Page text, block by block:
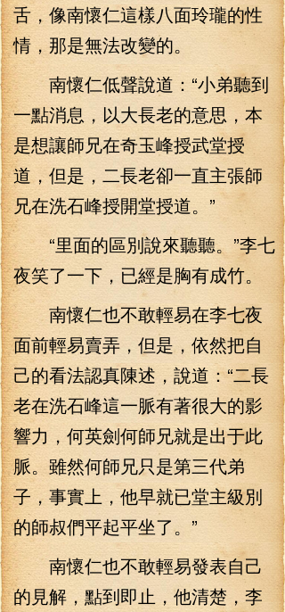
舌，像南懷仁這樣八面玲瓏的性
情，那是無法改變的。
南懷仁低聲說道：“小弟聽到
一點消息，以大長老的意思，本
是想讓師兄在奇玉峰授武堂授
道，但是，二長老卻一直主張師
兄在洗石峰授開堂授道。”
“里面的區別說來聽聽。”李七
夜笑了一下，已經是胸有成竹。
南懷仁也不敢輕易在李七夜
面前輕易賣弄，但是，依然把自
己的看法認真陳述，說道：“二長
老在洗石峰這一脈有著很大的影
響力，何英劍何師兄就是出于此
脈。雖然何師兄只是第三代弟
子，事實上，他早就已堂主級別
的師叔們平起平坐了。”
南懷仁也不敢輕易發表自己
的見解，點到即止，他清楚，李